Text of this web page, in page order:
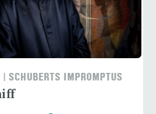
SCHUBERTS IMPROMPTUS